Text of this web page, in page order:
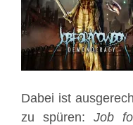
Dabei ist
zu spüren:Job